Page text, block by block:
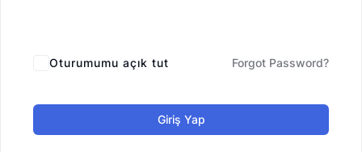
Oturumumu açık tut Forgot Password?
Giriş Yap